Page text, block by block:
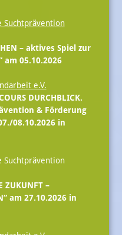
Suchtprävention
– aktives Spiel zur
am 05.10.2026
e.V.
DURCHBLICK.
& Förderung
08.10.2026 in
Suchtprävention
ZUKUNFT –
am 27.10.2026 in